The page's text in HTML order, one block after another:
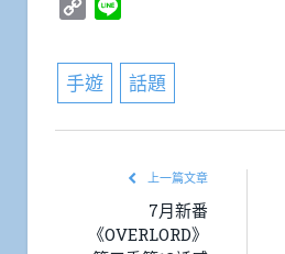
Copy
手遊 話題
上一篇文章
7月新番
《OVERLORD》